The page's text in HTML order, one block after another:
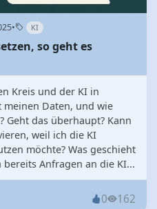
• KI
so geht es
Kreis und der KI in
meinen Daten, und wie
Geht das überhaupt? Kann
weil ich die KI
möchte? Was geschieht
Anfragen an die KI...
0 162